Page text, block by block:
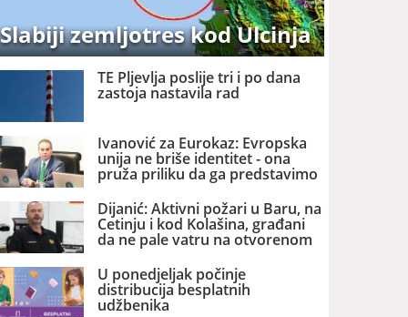
Slabiji zemljotres kod Ulcinja
TE Pljevlja poslije tri i po dana
zastoja nastavila rad
Ivanović za Eurokaz: Evropska
unija ne briše identitet - ona
pruža priliku da ga predstavimo
Evropi i svijetu
Dijanić: Aktivni požari u Baru, na
Cetinju i kod Kolašina, građani
da ne pale vatru na otvorenom
U ponedjeljak počinje
distribucija besplatnih
udžbenika